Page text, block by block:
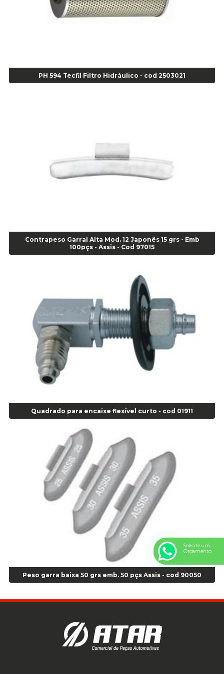
Agulha Escariadora Passeio - Cod 02978
Agulha para Aplicação Vipstem- Vipal - Cod 02558
Alicate Bico Reto para Anéis Internos - Cod 00892
Alicate Bico Reto Tipo Telefone - Cod 02911
Alicate Bomba D Água - Cod 01326
Alicate de Corte Diagonal - cod 02138
Alicate de Pressão Corneta (Cód. 01780)
Alicate para Abracadeira 3/16" x 1.3/16" 29840 - Gedore - Cod 02174
Alicate para Anéis Externos Bico Reto - Gedore A2 - Cod 00894
Alicate para Anéis Externos com Bico Curvo - Gedore A21 - Cod 00895
Alicate para Anéis Internos Bico Curvo - Gedore J21 - Cod 00893
Alicate para Anéis Tipo Trava Câmbio 8134 Gedore - Cod 02008
Alicate para Balanceamento - Cod 03078
Alicate para trava de cambio 398 11" - Corneta - Cod 03113
Alicate Universal - Cod 01718
Alicate Universal 8" Gedore - Cod 00133
Anel Centralizador Fiat 4 pçs - Amarelo - Cod 00517
Anel Centralizador Ford 4pçs - Verde - Cod 00518
Anel Centralizador GM 4 pçs - Azul - Cod 00519
Anel Centralizador Honda 4 pçs - Vermelho - Cod 01465
Anel Centralizador Peugeot 4pçs - Branco - Cod 01466
Anel Centralizador Renault 4pçs - Marrom - Cod 01467
Anel Centralizador Toyota 4pçs - Preto - Cod 01335
Anel Centralizador VW 4pçs - Laranja - Cod 00520
Anel de vedação Jumbo OR-224 TG - Cod: 03749
Anel de vedação Jumbo OR-449 Cod: 03752
Anel p/ montagem de pneu s/cam aro 22,5 - Cod 00166
Anel para Montagem do Pneu Sem Câmara Aro 24,5 - Cod 02935
Anel para Vedação OR 25 - Cod 01766
Anel para Vedação OR 325 - Cod 03390
Anel para Vedação OR 325 Nacional -Cod 01768
Anel para Vedação OR 335 Importado - Cod 01771
Anel para Vedação OR 339 - Cod 01772
PH 594 Tecfil Filtro Hidráulico - cod 2503021
Contrapeso Garral Alta Mod. 12 Japonês 15 grs - Emb
100pçs - Assis - Cod 97015
Quadrado para encaixe flexível curto - cod 01911
Peso garra baixa 50 grs emb. 50 pçs Assis - cod 90050
Solicite um
Orçamento